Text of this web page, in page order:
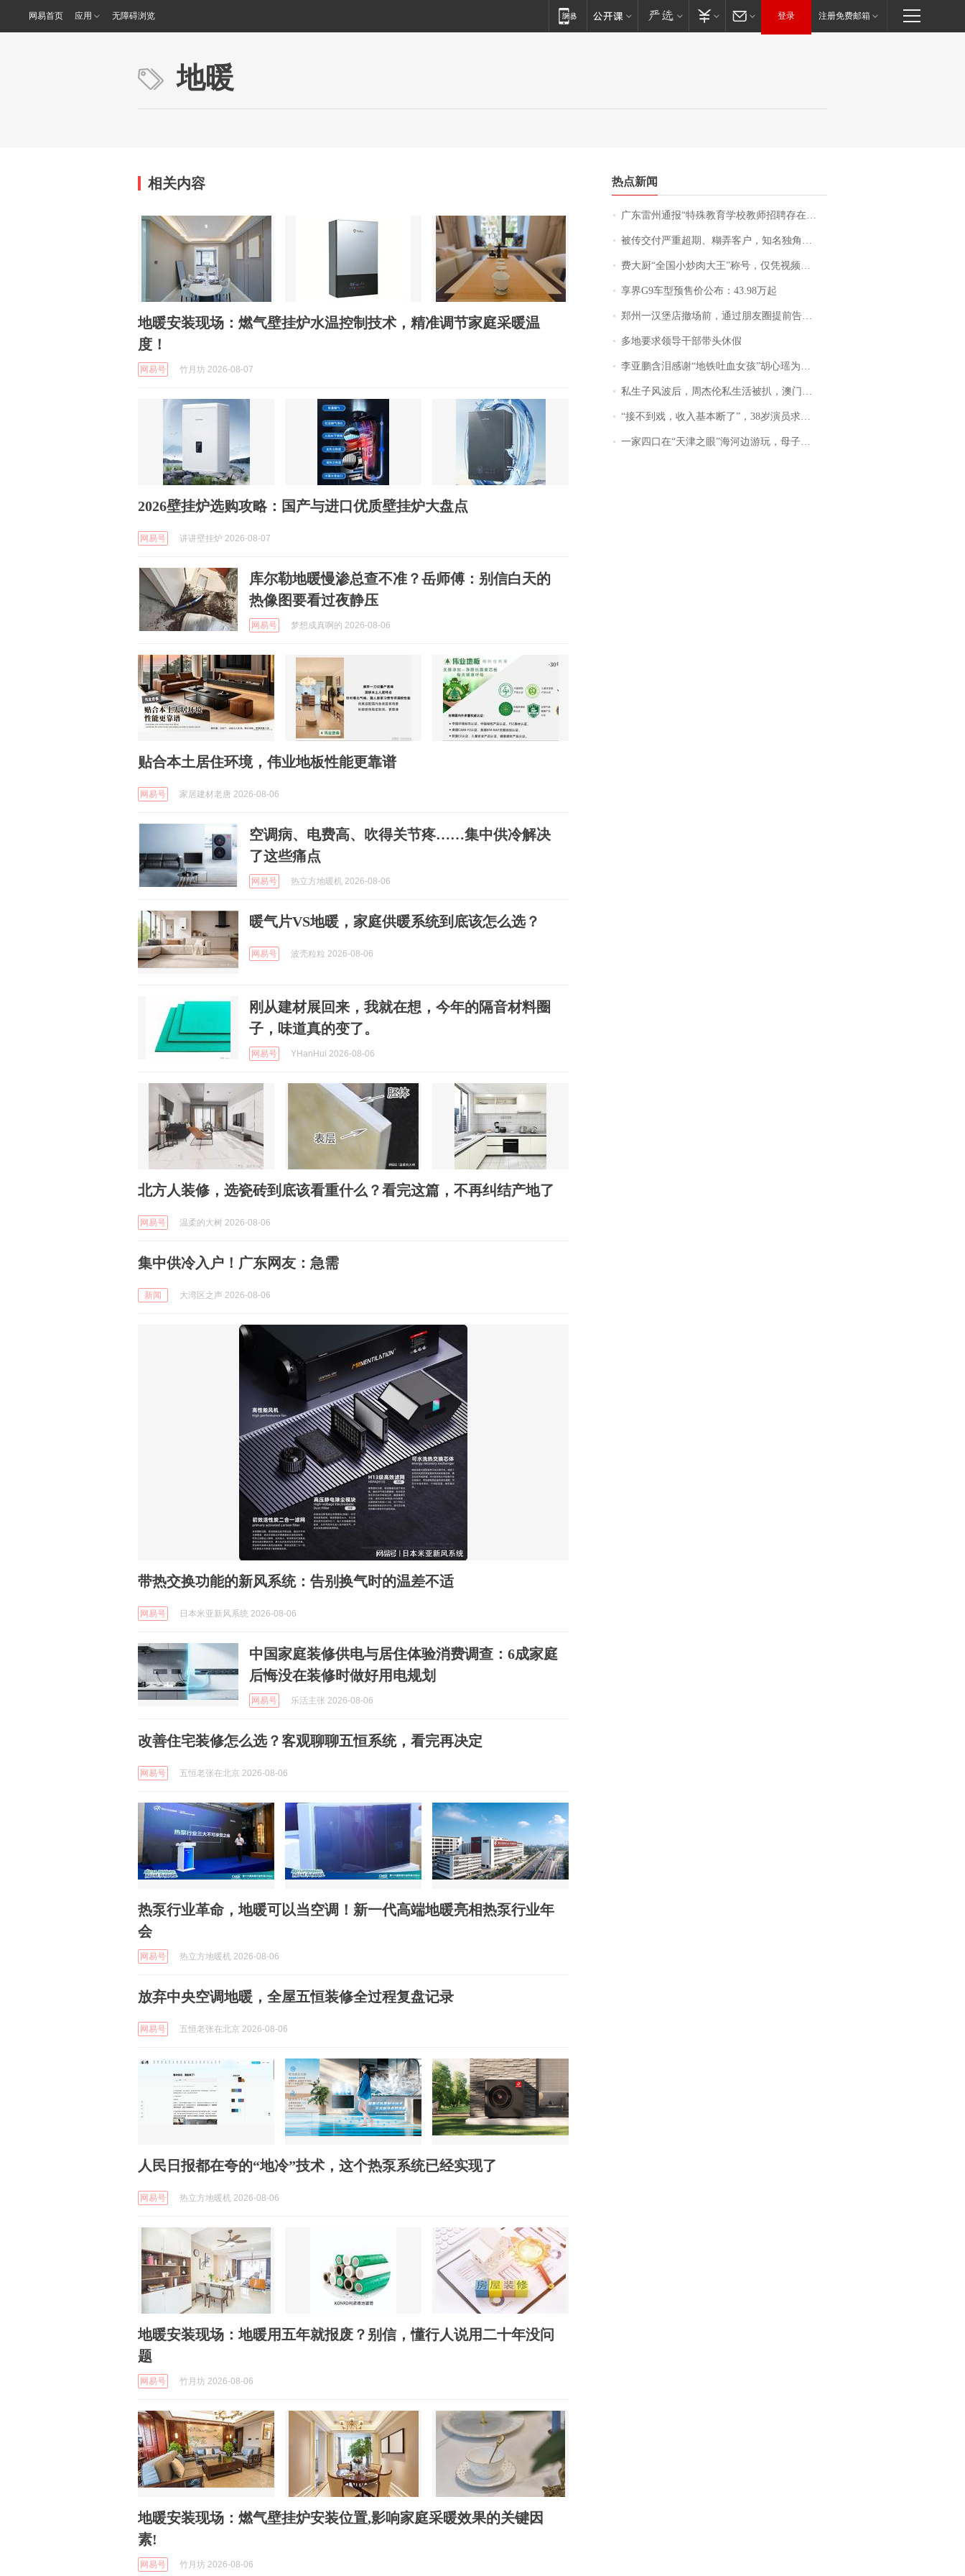
网易首页 应用 无障碍浏览 登录 注册免费邮箱
地暖
相关内容
地暖安装现场：燃气壁挂炉水温控制技术，精准调节家庭采暖温
度！
网易号 竹月坊 2026-08-07
2026壁挂炉选购攻略：国产与进口优质壁挂炉大盘点
网易号 讲讲壁挂炉 2026-08-07
库尔勒地暖慢渗总查不准？岳师傅：别信白天的
热像图要看过夜静压
网易号 梦想成真啊的 2026-08-06
贴合本土居住环境，伟业地板性能更靠谱
网易号 家居建材老唐 2026-08-06
空调病、电费高、吹得关节疼……集中供冷解决
了这些痛点
网易号 热立方地暖机 2026-08-06
暖气片VS地暖，家庭供暖系统到底该怎么选？
网易号 波壳粒粒 2026-08-06
刚从建材展回来，我就在想，今年的隔音材料圈
子，味道真的变了。
网易号 YHanHui 2026-08-06
北方人装修，选瓷砖到底该看重什么？看完这篇，不再纠结产地了
网易号 温柔的大树 2026-08-06
集中供冷入户！广东网友：急需
新闻 大湾区之声 2026-08-06
带热交换功能的新风系统：告别换气时的温差不适
网易号 日本米亚新风系统 2026-08-06
中国家庭装修供电与居住体验消费调查：6成家庭
后悔没在装修时做好用电规划
网易号 乐活主张 2026-08-06
改善住宅装修怎么选？客观聊聊五恒系统，看完再决定
网易号 五恒老张在北京 2026-08-06
热泵行业革命，地暖可以当空调！新一代高端地暖亮相热泵行业年
会
网易号 热立方地暖机 2026-08-06
放弃中央空调地暖，全屋五恒装修全过程复盘记录
网易号 五恒老张在北京 2026-08-06
人民日报都在夸的“地冷”技术，这个热泵系统已经实现了
网易号 热立方地暖机 2026-08-06
地暖安装现场：地暖用五年就报废？别信，懂行人说用二十年没问
题
网易号 竹月坊 2026-08-06
地暖安装现场：燃气壁挂炉安装位置,影响家庭采暖效果的关键因
素!
网易号 竹月坊 2026-08-06
热点新闻
广东雷州通报“特殊教育学校教师招聘存在违规行为”：已启动问责程序 副校长被停职
被传交付严重超期、糊弄客户，知名独角兽车企创始人回应：都没证据，将依法采取措施，“本人长期与美国交管局保持沟通，对方表示肯定”
费大厨“全国小炒肉大王”称号，仅凭视频评出？中国烹饪协会回应
享界G9车型预售价公布：43.98万起
郑州一汉堡店撤场前，通过朋友圈提前告知逐一退费，有顾客仅剩1元也全被退回，分文不少；顾客：言而有信，让人感动
多地要求领导干部带头休假
李亚鹏含泪感谢“地铁吐血女孩”胡心瑶为嫣然天使捐99999元：这份捐赠太沉重，尊重其捐赠意愿，个人向胡心瑶和她的病友之家各捐赠99999元
私生子风波后，周杰伦私生活被扒，澳门输10亿传闻早已经水落石出
“接不到戏，收入基本断了”，38岁演员求职景区NPC：工作量断崖式下跌，留给我试错的时间不多了
一家四口在“天津之眼”海河边游玩，母子俩不幸溺亡